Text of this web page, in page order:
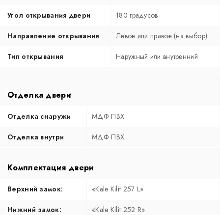
Угол открывания двери 180 градусов
Направление открывания Левое или правое (на выбор)
Тип открывания Наружный или внутренний
Отделка двери
Отделка снаружи МДФ ПВХ
Отделка внутри МДФ ПВХ
Комплектация двери
Верхний замок: «Kale Kilit 257 L»
Нижний замок: «Kale Kilit 252 R»